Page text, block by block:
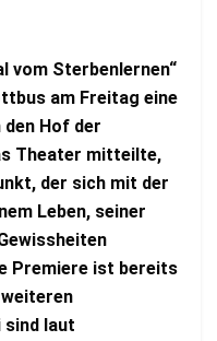
vom Sterbenlernen“
am Freitag eine
Hof der
Theater mitteilte,
der sich mit der
Leben, seiner
Premiere ist bereits
sind laut